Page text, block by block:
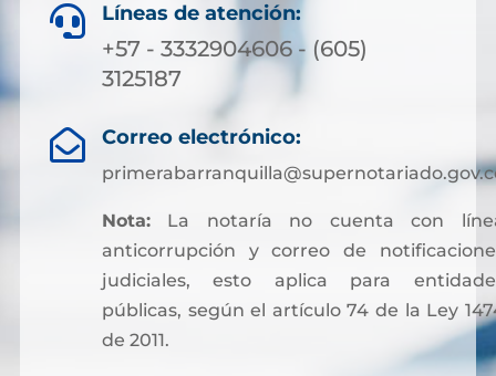
 Líneas de atención:
+57 - 3332904606 - (605)
3125187
 Correo electrónico:
Nota:La notaría no cuenta con
anticorrupción y correo de
judiciales, esto aplica para
públicas, según el artículo 74 de la Ley
de 2011.
Sin embargo, para facilitar otros trámites y